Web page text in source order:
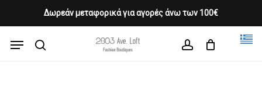
Δωρεάν μεταφορικά για αγορές άνω των 100€
content
Menu
Cart CLOSE
CART
Close